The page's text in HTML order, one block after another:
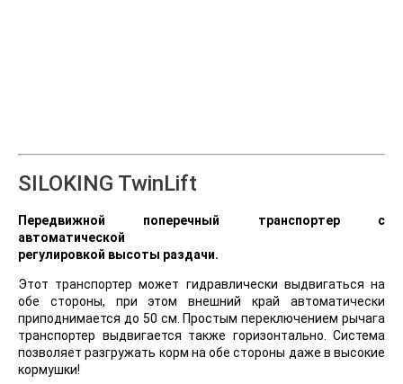
SILOKING TwinLift
Передвижной поперечный транспортер с
автоматической
регулировкой высоты раздачи.
Этот транспортер может гидравлически выдвигаться на
обе стороны, при этом внешний край автоматически
приподнимается до 50 см. Простым переключением рычага
транспортер выдвигается также горизонтально. Система
позволяет разгружать корм на обе стороны даже в высокие
кормушки!